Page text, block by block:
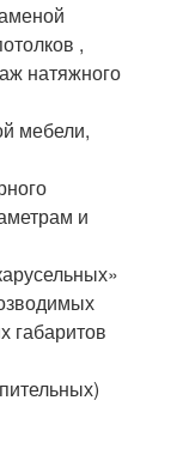
,
натяжного
мебели,
и
габаритов